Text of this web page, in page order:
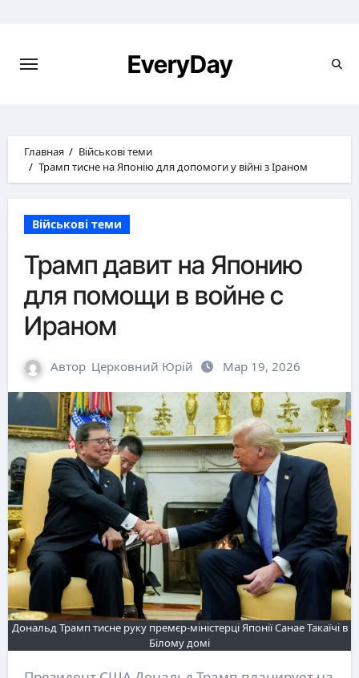
EveryDay
Главная
Військові теми
Трамп тисне на Японію для допомоги у війні з Іраном
Військові теми
Трамп давит на Японию
для помощи в войне с
Ираном
Автор Церковний Юрій Мар 19, 2026
Дональд Трамп тисне руку премєр-міністерці Японії Санае Такаїчі в
Білому домі